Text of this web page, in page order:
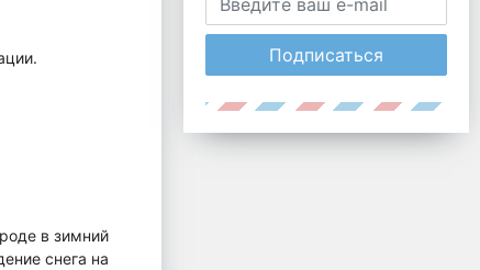
в зимний
снега на
Подписаться